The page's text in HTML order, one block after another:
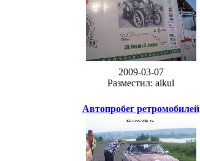
2009-03-07
Разместил: aikul
Автопробег ретромобилей